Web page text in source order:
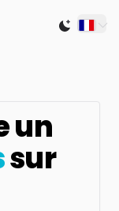
Switch
un
sur